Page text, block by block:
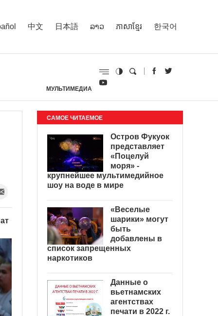
中文 日本語 ລາວ ភាសាខ្មែរ 한국어
МУЛЬТИМЕДИА
САМОЕ ЧИТАЕМОЕ
Остров Фукуок
представляет
«Поцелуй
моря» -
крупнейшее мультимедийное
шоу на воде в мире
«Веселые
шарики» могут
быть
добавлены в
список запрещенных
наркотиков
Данные о
вьетнамских
агентствах
печати в 2022 г.